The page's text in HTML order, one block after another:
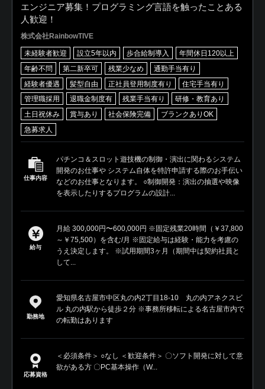
エンジニア募集！プログラミング言語を触ったことある
人歓迎！
株式会社RainbowTIVE
未経験者歓迎 設立5年以内 歩合給制導入
年間休日120以上
年齢不問
第二新卒可 残業少なめ
通勤手当有り
経験者優遇
髪型自由 正社員登用制度有り
住宅手当有り
管理職採用
退職金制度有 残業手当有り
研修・教育あり
土日祝休み
賞与あり 社会保険完備
ブランクありOK
急募求人
仕事内容
パチンコ＆スロット遊技機の制御・演出に関わるシステム
開発のお仕事や システム自体を特許申請する際のお手伝い
などのお仕事となります。 ○制御開発：演出の抽選や映像
を表示したりするプログラムの設計...
給与
月給 300,000円〜600,000円 ※固定残業20時間（￥37,800
～￥75,500）を含む/月 ※固定給与は経験・能力を考慮の
うえ決定します。 ※試用期間3ヶ月（期間中は契約社員と
して...
勤務地
愛知県名古屋市中区丸の内2丁目18-10 丸の内アネクスビ
ル 丸の内駅から徒歩２分 ※事務所移転による名古屋市内で
の転勤はあります
応募資格
＜必須条件＞ ○なし ＜歓迎条件＞ 〇ソフト開発に対して意
欲がある方 〇PC基本操作（W...